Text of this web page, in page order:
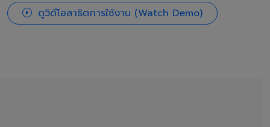
ดูวิดีโอสาธิตการใช้งาน (Watch Demo)